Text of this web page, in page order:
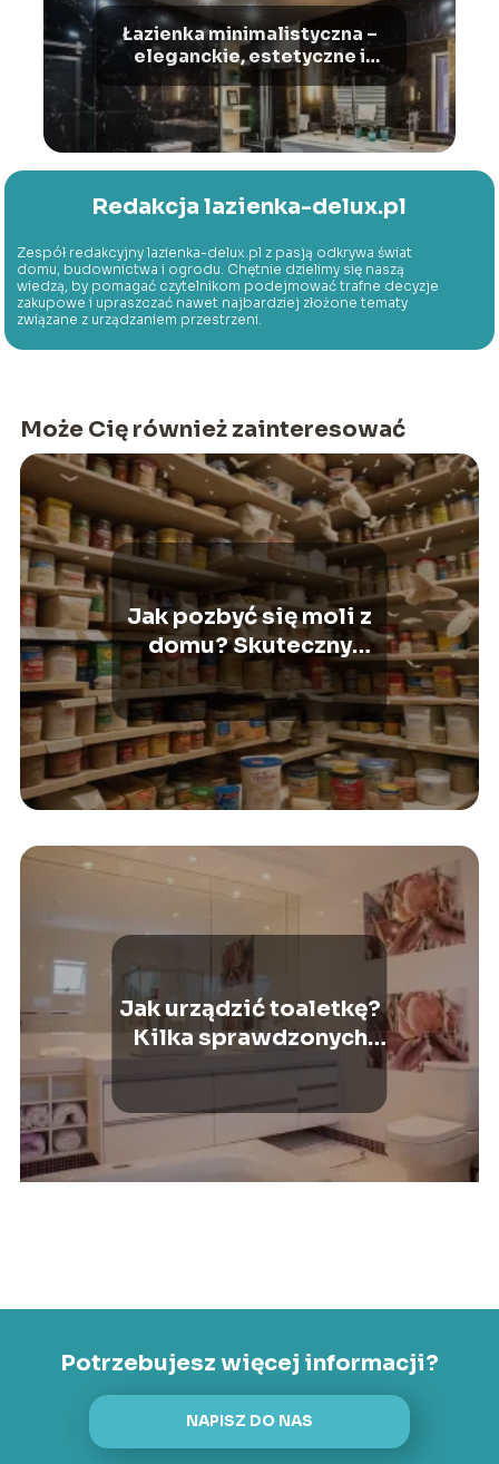
Łazienka minimalistyczna –
eleganckie, estetyczne i
funkcjonalne wnętrza
Redakcja lazienka-delux.pl
Zespół redakcyjny lazienka-delux.pl z pasją odkrywa świat
domu, budownictwa i ogrodu. Chętnie dzielimy się naszą
wiedzą, by pomagać czytelnikom podejmować trafne decyzje
zakupowe i upraszczać nawet najbardziej złożone tematy
związane z urządzaniem przestrzeni.
Może Cię również zainteresować
Jak pozbyć się moli z
domu? Skuteczny
przewodnik i metody –
sprawdź!
Jak urządzić toaletkę?
Kilka sprawdzonych
porad
Potrzebujesz więcej informacji?
NAPISZ DO NAS